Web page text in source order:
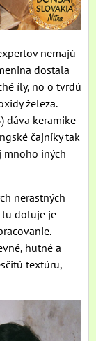
nemajú
dostala
íly, no o tvrdú
železa.
dáva keramike
čajníky tak
mnoho iných
nerastných
tu doluje je
hutné a
textúru,